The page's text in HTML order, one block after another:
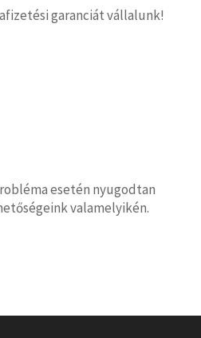
garanciát vállalunk!
esetén nyugodtan
valamelyikén.